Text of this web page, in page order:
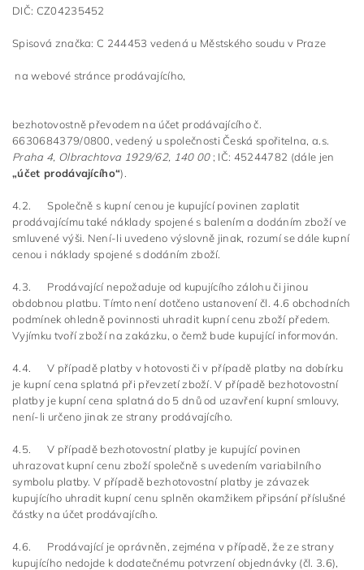
DIČ: CZ04235452
Spisová značka: C 244453 vedená u Městského soudu v Praze
na webové stránce prodávajícího,
bezhotovostně převodem na účet prodávajícího č.
6630684379/0800, vedený u společnosti Česká spořitelna , a.s.
Praha 4, Olbrachtova 1929/62, 140 00; IČ: 45244782 (dále jen
„účet prodávajícího“).
4.2. Společně s kupní cenou je kupující povinen zaplatit
prodávajícímu také náklady spojené s balením a dodáním zboží ve
smluvené výši. Není-li uvedeno výslovně jinak, rozumí se dále kupní
cenou i náklady spojené s dodáním zboží.
4.3. Prodávající nepožaduje od kupujícího zálohu či jinou
obdobnou platbu. Tímto není dotčeno ustanovení čl. 4.6 obchodních
podmínek ohledně povinnosti uhradit kupní cenu zboží předem.
Vyjímku tvoří zboží na zakázku, o čemž bude kupující informován.
4.4. V případě platby v hotovosti či v případě platby na dobírku
je kupní cena splatná při převzetí zboží. V případě bezhotovostní
platby je kupní cena splatná do 5 dnů od uzavření kupní smlouvy,
není-li určeno jinak ze strany prodávajícího.
4.5. V případě bezhotovostní platby je kupující povinen
uhrazovat kupní cenu zboží společně s uvedením variabilního
symbolu platby. V případě bezhotovostní platby je závazek
kupujícího uhradit kupní cenu splněn okamžikem připsání příslušné
částky na účet prodávajícího.
4.6. Prodávající je oprávněn, zejména v případě, že ze strany
kupujícího nedojde k dodatečnému potvrzení objednávky (čl. 3.6),